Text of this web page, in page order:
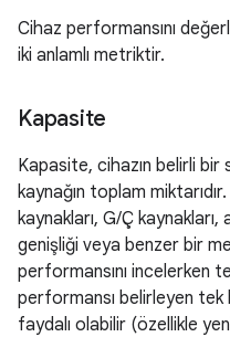
Cihaz performansını
iki anlamlı metriktir.
Kapasite
Kapasite, cihazın belirli
kaynağın toplam
kaynakları, G/Ç
genişliği veya benzer bir
performansını incelerken
performansı belirleyen
faydalı olabilir (özellikle